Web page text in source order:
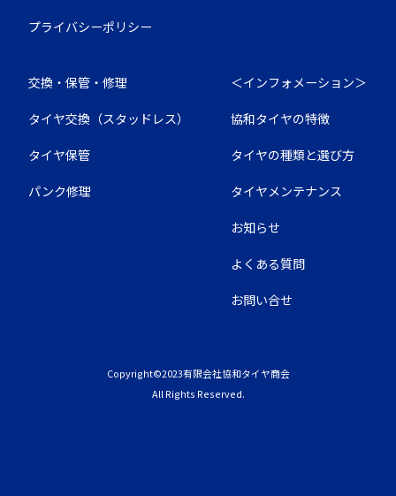
プライバシーポリシー
交換・保管・修理
タイヤ交換（スタッドレス）
タイヤ保管
パンク修理
＜インフォメーション＞
協和タイヤの特徴
タイヤの種類と選び方
タイヤメンテナンス
お知らせ
よくある質問
お問い合せ
Copyright©2023有限会社協和タイヤ商会
All Rights Reserved.